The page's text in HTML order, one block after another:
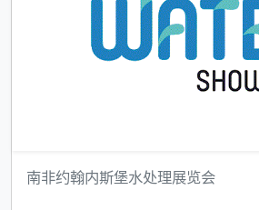
南非约翰内斯堡水处理展览会